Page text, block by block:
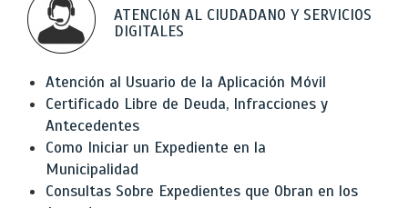
ATENCIóN AL CIUDADANO Y SERVICIOS
DIGITALES
Atención al Usuario de la Aplicación Móvil
Certificado Libre de Deuda, Infracciones y
Antecedentes
Como Iniciar un Expediente en la
Municipalidad
Consultas Sobre Expedientes que Obran en los